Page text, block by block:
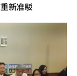
新准駁